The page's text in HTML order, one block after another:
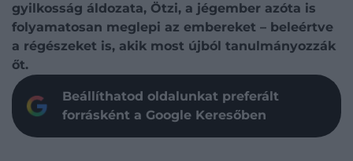
gyilkosság áldozata, Ötzi, a jégember azóta is
folyamatosan meglepi az embereket – beleértve
a régészeket is, akik most újból tanulmányozzák
őt.
Beállíthatod oldalunkat preferált
forrásként a Google Keresőben